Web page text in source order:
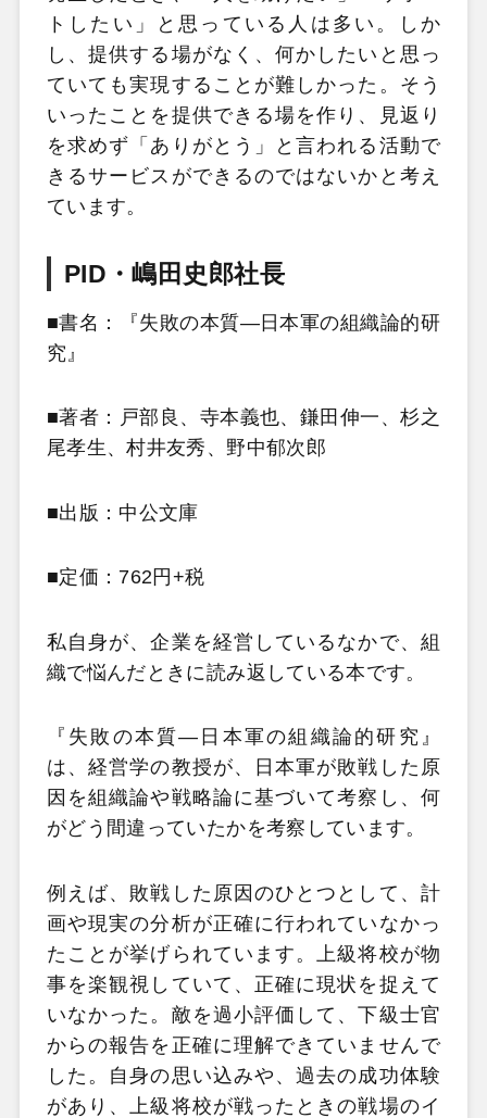
トしたい」と思っている人は多い。しか
し、提供する場がなく、何かしたいと思っ
ていても実現することが難しかった。そう
いったことを提供できる場を作り、見返り
を求めず「ありがとう」と言われる活動で
きるサービスができるのではないかと考え
ています。
PID・嶋田史郎社長
■書名：『失敗の本質―日本軍の組織論的研
究』
■著者：戸部良、寺本義也、鎌田伸一、杉之
尾孝生、村井友秀、野中郁次郎
■出版：中公文庫
■定価：762円+税
私自身が、企業を経営しているなかで、組
織で悩んだときに読み返している本です。
『失敗の本質―日本軍の組織論的研究』
は、経営学の教授が、日本軍が敗戦した原
因を組織論や戦略論に基づいて考察し、何
がどう間違っていたかを考察しています。
例えば、敗戦した原因のひとつとして、計
画や現実の分析が正確に行われていなかっ
たことが挙げられています。上級将校が物
事を楽観視していて、正確に現状を捉えて
いなかった。敵を過小評価して、下級士官
からの報告を正確に理解できていませんで
した。自身の思い込みや、過去の成功体験
があり、上級将校が戦ったときの戦場のイ